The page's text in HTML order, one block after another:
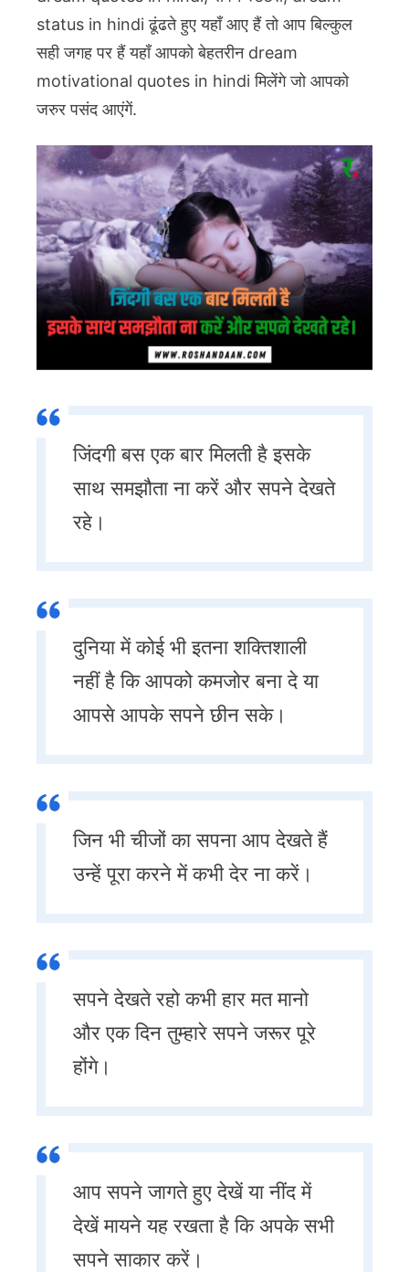
status in hindi ढूंढते हुए यहाँ आए हैं तो आप बिल्कुल
सही जगह पर हैं यहाँ आपको बेहतरीन dream
motivational quotes in hindi मिलेंगे जो आपको
जरुर पसंद आएंगें.
जिंदगी बस एक बार मिलती है इसके
साथ समझौता ना करें और सपने देखते
रहे।
दुनिया में कोई भी इतना शक्तिशाली
नहीं है कि आपको कमजोर बना दे या
आपसे आपके सपने छीन सके।
जिन भी चीजों का सपना आप देखते हैं
उन्हें पूरा करने में कभी देर ना करें।
सपने देखते रहो कभी हार मत मानो
और एक दिन तुम्हारे सपने जरूर पूरे
होंगे।
आप सपने जागते हुए देखें या नींद में
देखें मायने यह रखता है कि अपके सभी
सपने साकार करें।